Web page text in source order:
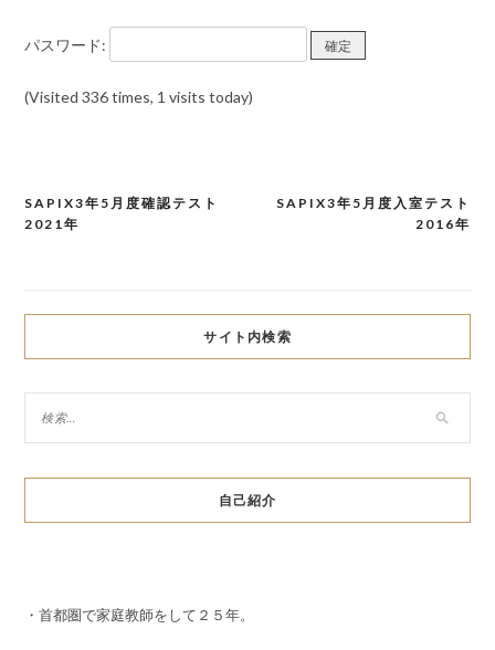
パスワード:
(Visited 336 times, 1 visits today)
投
ビ
ゲ
ー
シ
ョ
SAPIX3年5月度入室テスト
2016年
SAPIX3年5月度確認テスト
2021年
サイト内検索
自己紹介
・首都圏で家庭教師をして２５年。